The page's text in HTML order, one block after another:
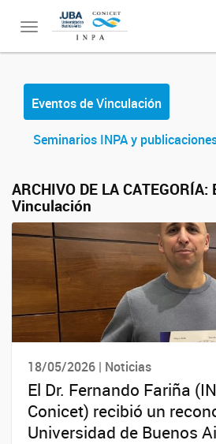
Toggle
Eventos de Vinculación
Seminarios INPA y
ARCHIVO DE LA CATEGORÍA:
Vinculación
18/05/2026 | Noticias
El Dr. Fernando Fariña
Conicet) recibió un
Universidad de Buenos